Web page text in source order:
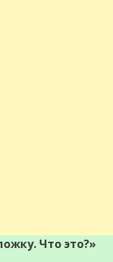
Что это?»